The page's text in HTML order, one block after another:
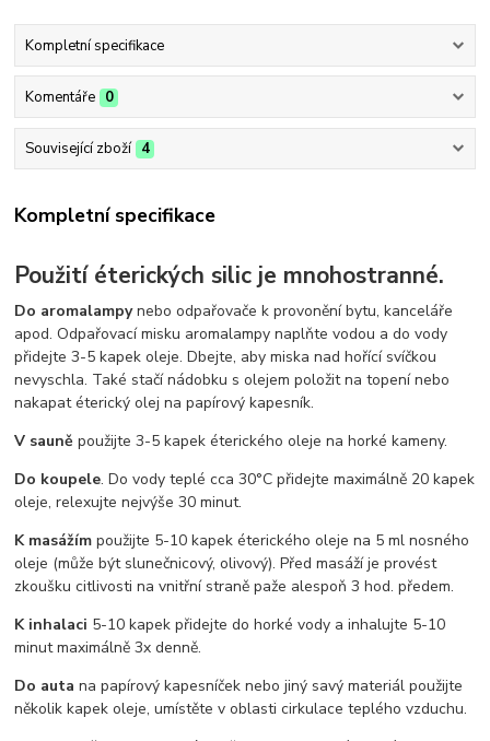
Kompletní specifikace
Komentáře 0
Související zboží 4
Kompletní specifikace
Použití éterických silic je mnohostranné.
Do aromalampynebo odpařovače k provonění bytu, kanceláře
apod. Odpařovací misku aromalampy naplňte vodou a do vody
přidejte 3-5 kapek oleje. Dbejte, aby miska nad hořící svíčkou
nevyschla. Také stačí nádobku s olejem položit na topení nebo
nakapat éterický olej na papírový kapesník.
V sauně použijte 3-5 kapek éterického oleje na horké kameny.
Do koupele. Do vody teplé cca 30°C přidejte maximálně 20 kapek
oleje, relexujte nejvýše 30 minut.
K masážím použijte 5-10 kapek éterického oleje na 5 ml nosného
oleje (může být slunečnicový, olivový). Před masáží je provést
zkoušku citlivosti na vnitřní straně paže alespoň 3 hod. předem.
K inhalaci 5-10 kapek přidejte do horké vody a inhalujte 5-10
minut maximálně 3x denně.
Do auta na papírový kapesníček nebo jiný savý materiál použijte
několik kapek oleje, umístěte v oblasti cirkulace teplého vzduchu.